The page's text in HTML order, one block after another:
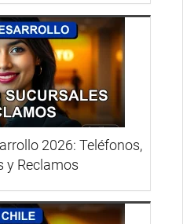
2026: Teléfonos,
y Reclamos